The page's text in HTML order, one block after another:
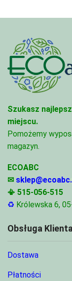
Szukasz
miejscu.
Pomożemy
magazyn.
ECOABC
✉
📳 515-056-515
♻ Królewska 6,
Obsługa
Dostawa
Płatności